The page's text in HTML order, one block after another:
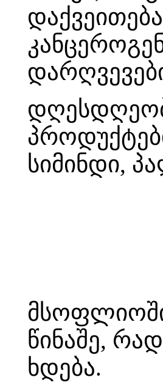
სიმინდი,
წინაშე,
ხდება.